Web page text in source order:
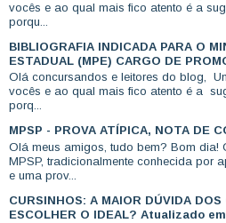
vocês e ao qual mais fico atento é a
porqu...
BIBLIOGRAFIA INDICADA PARA O
ESTADUAL (MPE) CARGO DE
Olá concursandos e leitores do blog,
vocês e ao qual mais fico atento é a
porq...
MPSP - PROVA ATÍPICA, NOTA DE
Olá meus amigos, tudo bem? Bom dia!
MPSP, tradicionalmente conhecida por
e uma prov...
CURSINHOS: A MAIOR DÚVIDA
ESCOLHER O IDEAL? Atualizado em